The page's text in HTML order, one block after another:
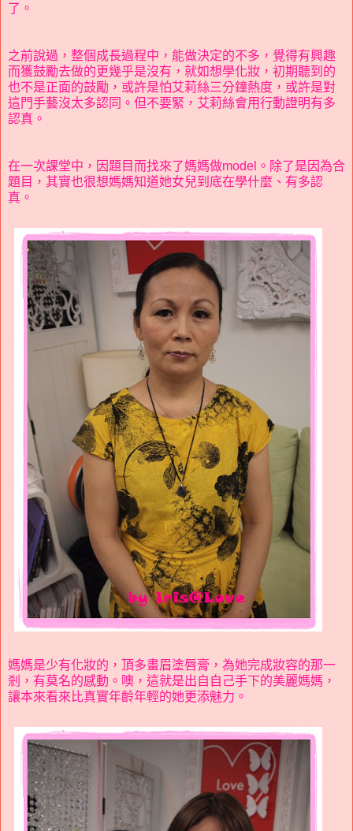
了。
之前說過，整個成長過程中，能做決定的不多，覺得有興趣
而獲鼓勵去做的更幾乎是沒有，就如想學化妝，初期聽到的
也不是正面的鼓勵，或許是怕艾莉絲三分鐘熱度，或許是對
這門手藝沒太多認同。但不要緊，艾莉絲會用行動證明有多
認真。
在一次課堂中，因題目而找來了媽媽做model。除了是因為合
題目，其實也很想媽媽知道她女兒到底在學什麼、有多認
真。
媽媽是少有化妝的，頂多畫眉塗唇膏，為她完成妝容的那一
剎，有莫名的感動。噢，這就是出自自己手下的美麗媽媽，
讓本來看來比真實年齡年輕的她更添魅力。